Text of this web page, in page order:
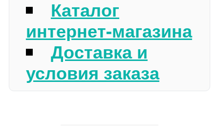
Каталог
интернет-магазина
Доставка и
условия заказа